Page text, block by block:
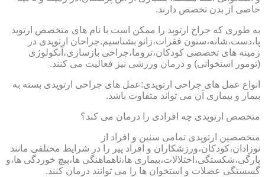
خاصی از بدن تخصص دارند.
به طوری که جراح ارتوپد را ممکن است با نام های متخصص ارتوپد
پا،دست،شانه،ستون فقرات،زانو بشناسیم.جراحان ارتوپدی در
زمینه های تخصصی کودکان،تروما،جراحی بازسازی،آنکولوژی
(تومور استخوانی) و درمان ورزشی نیز فعالیت می کنند.
انواع عمل های جراحی ارتوپدی:عمل های جراحی ارتوپدی بسته به
بیمار و بیماری آن می تواند متفاوت باشد.
متخصص ارتوپدی چه افرادی را درمان می کند؟
متخصصین ارتوپدی تمامی سنین و افراد از
نوزادان،کودکان،ورزشکاران و افراد پیر را در شرایط مختلفی مانند
پارگی،شکستگی،اختلالات،بیماری ها،ناهماهنگی ها،پیچ خوردگی ها،و
گسستگی عضلات و استخوان ها را می توانند درمان کنند.